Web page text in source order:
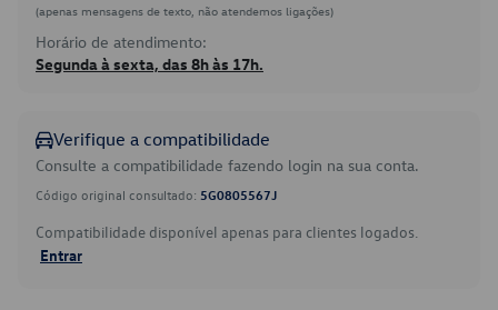
(apenas mensagens de texto, não atendemos ligações)
Horário de atendimento:
Segunda à sexta, das 8h às 17h.
Verifique a compatibilidade
Consulte a compatibilidade fazendo login na sua conta.
Código original consultado: 5G0805567J
Compatibilidade disponível apenas para clientes logados.
Entrar